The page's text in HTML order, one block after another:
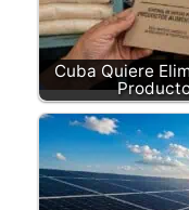
Cuba Quiere